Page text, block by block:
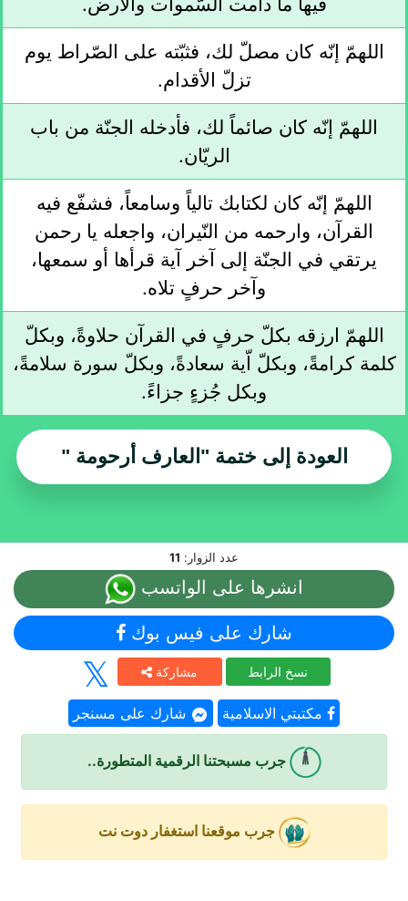
اللهمّ إنّه كان مصلّ لك، فثبّته على الصّراط يوم
تزلّ الأقدام.
اللهمّ إنّه كان صائماً لك، فأدخله الجنّة من باب
الريّان.
اللهمّ إنّه كان لكتابك تالياً وسامعاً، فشفّع فيه
القرآن، وارحمه من النّيران، واجعله يا رحمن
يرتقي في الجنّة إلى آخر آية قرأها أو سمعها،
وآخر حرفٍ تلاه.
اللهمّ ارزقه بكلّ حرفٍ في القرآن حلاوةً، وبكلّ
كلمة كرامةً، وبكلّ اّية سعادةً، وبكلّ سورة سلامةً،
وبكل جُزءٍ جزاءً.
العودة إلى ختمة "العارف أرحومة "
عدد الزوار: 11
انشرها على الواتسب
شارك على فيس بوك
مشاركة نسخ الرابط
شارك على مسنجر مكتبتي الاسلامية
جرب مسبحتنا الرقمية المتطورة..
جرب موقعنا استغفار دوت نت